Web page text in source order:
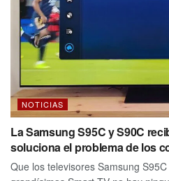
NOTICIAS
La Samsung S95C y S90C
soluciona el problema de los
Que los televisores Samsung